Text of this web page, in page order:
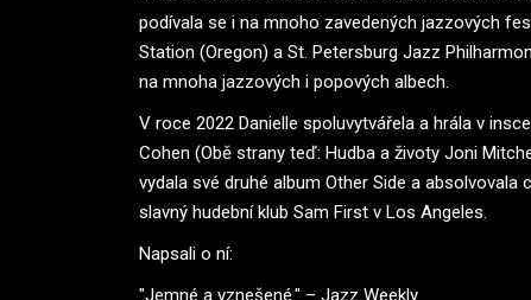
podívala se i na mnoho zavedených jazzových
Station (Oregon) a St. Petersburg Jazz
na mnoha jazzových i popových albech.
V roce 2022 Danielle spoluvytvářela a hrála v
Cohen (Obě strany teď: Hudba a životy Joni
vydala své druhé album Other Side a
slavný hudební klub Sam First v Los Angeles.
Napsali o ní:
"Jemné a vznešené." – Jazz Weekly